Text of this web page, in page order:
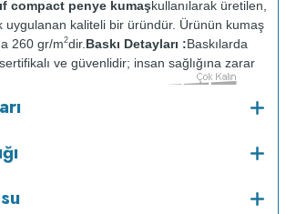
compact penye kumaşkullanılarak üretilen,
uygulanan kaliteli bir üründür. Ürünün kumaş
260 gr/m2dir. Baskı Detayları :Baskılarda
ve güvenlidir; insan sağlığına zarar
:
maksimum 30
ve tersten ütülenir.